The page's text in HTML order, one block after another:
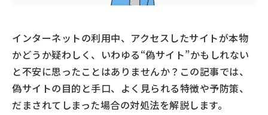
インターネットの利用中、アクセスしたサイトが本物
かどうか疑わしく、いわゆる“偽サイト”かもしれない
と不安に思ったことはありませんか？この記事では、
偽サイトの目的と手口、よく見られる特徴や予防策、
だまされてしまった場合の対処法を解説します。